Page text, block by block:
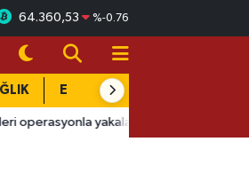
64.360,53 %-0.76
EĞİTİM
yakaladı 14:51